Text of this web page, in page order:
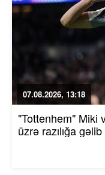
07.08.2026, 13:18
"Tottenhem" Miki
üzrə razılığa gəlib